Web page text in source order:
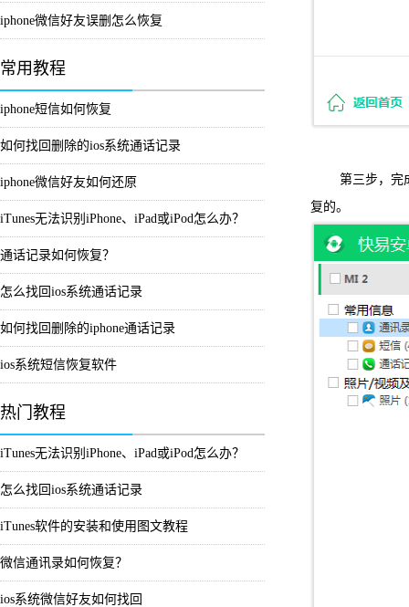
iphone微信好友误删怎么恢复
常用教程
iphone短信如何恢复
如何找回删除的ios系统通话记录
iphone微信好友如何还原
iTunes无法识别iPhone、iPad或iPod怎么办？
通话记录如何恢复？
怎么找回ios系统通话记录
如何找回删除的iphone通话记录
ios系统短信恢复软件
热门教程
iTunes无法识别iPhone、iPad或iPod怎么办？
怎么找回ios系统通话记录
iTunes软件的安装和使用图文教程
微信通讯录如何恢复？
ios系统微信好友如何找回
第三步，完成
复的。